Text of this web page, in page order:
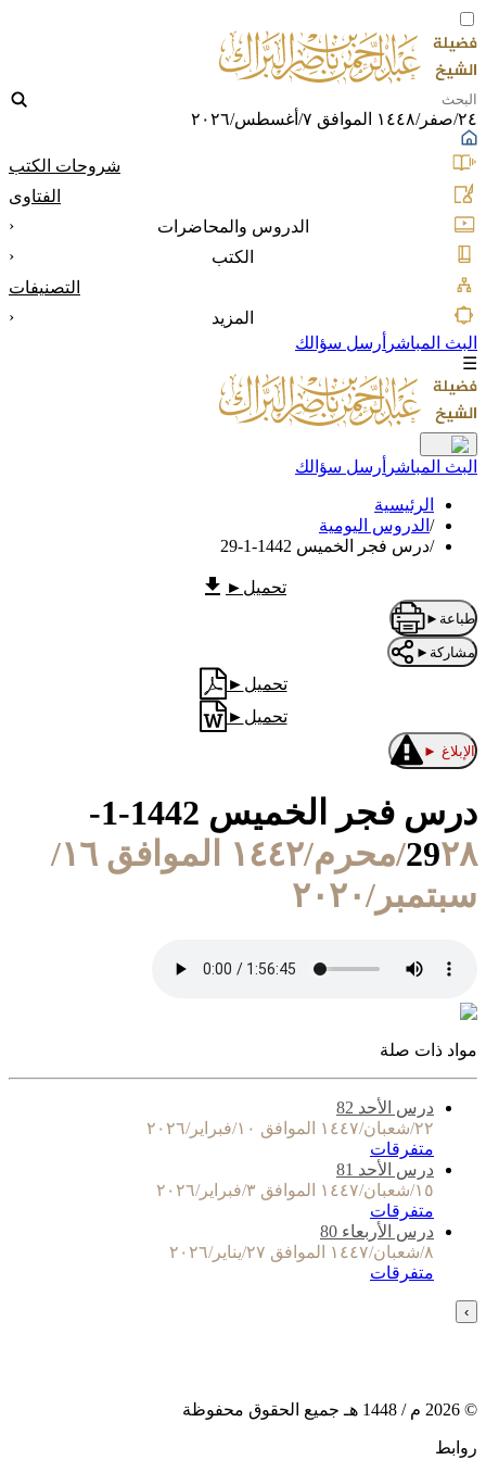
٢٤/صفر/١٤٤٨ الموافق ٧/أغسطس/٢٠٢٦
شروحات الكتب
الفتاوى
الدروس والمحاضرات
‹
الكتب
‹
التصنيفات
المزيد
‹
البث المباشر أرسل سؤالك
☰
البث المباشر أرسل سؤالك
الرئيسية
/ الدروس اليومية
/درس فجر الخميس 1442-1-29
تحميل ►
طباعة ►
مشاركة ►
تحميل ►
تحميل ►
الإبلاغ ►
درس فجر الخميس 1442-1-
29
٢٨/محرم/١٤٤٢ الموافق ١٦/
سبتمبر/٢٠٢٠
مواد ذات صلة
درس الأحد 82
٢٢/شعبان/١٤٤٧ الموافق ١٠/فبراير/٢٠٢٦
متفرقات
درس الأحد 81
١٥/شعبان/١٤٤٧ الموافق ٣/فبراير/٢٠٢٦
متفرقات
درس الأربعاء 80
٨/شعبان/١٤٤٧ الموافق ٢٧/يناير/٢٠٢٦
متفرقات
›
©
2026 م / 1448 هـ جميع الحقوق محفوظة
روابط